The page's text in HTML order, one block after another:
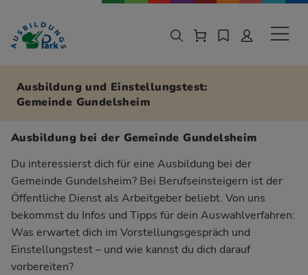
Zur Navigation springen
Zu den Hauptinhalten springen
Ausbildung und Einstellungstest:
Gemeinde Gundelsheim
Ausbildung bei der Gemeinde Gundelsheim
Du interessierst dich für eine Ausbildung bei der
Gemeinde Gundelsheim? Bei Berufseinsteigern ist der
Öffentliche Dienst als Arbeitgeber beliebt. Von uns
bekommst du Infos und Tipps für dein Auswahlverfahren:
Was erwartet dich im Vorstellungsgespräch und
Einstellungstest – und wie kannst du dich darauf
vorbereiten?